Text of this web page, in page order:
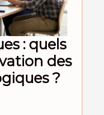
: quels
des
?